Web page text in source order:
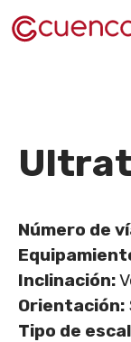
Saltar
al
Número de
Inclinación:
Orientación:
Tipo de